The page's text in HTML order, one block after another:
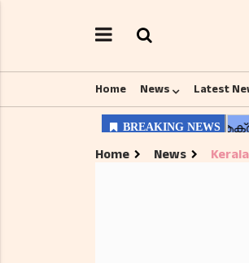
Home News Latest
Home News Kerala